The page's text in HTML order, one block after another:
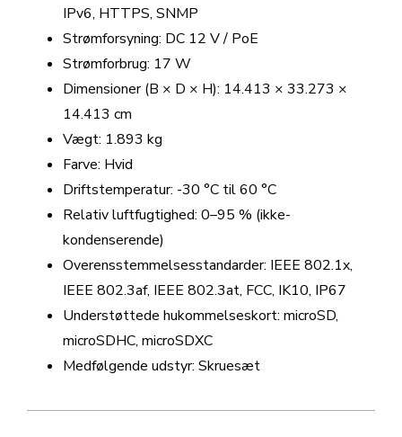
IPv6, HTTPS, SNMP
Strømforsyning: DC 12 V / PoE
Strømforbrug: 17 W
Dimensioner (B × D × H): 14.413 × 33.273 ×
14.413 cm
Vægt: 1.893 kg
Farve: Hvid
Driftstemperatur: -30 °C til 60 °C
Relativ luftfugtighed: 0–95 % (ikke-
kondenserende)
Overensstemmelsesstandarder: IEEE 802.1x,
IEEE 802.3af, IEEE 802.3at, FCC, IK10, IP67
Understøttede hukommelseskort: microSD,
microSDHC, microSDXC
Medfølgende udstyr: Skruesæt